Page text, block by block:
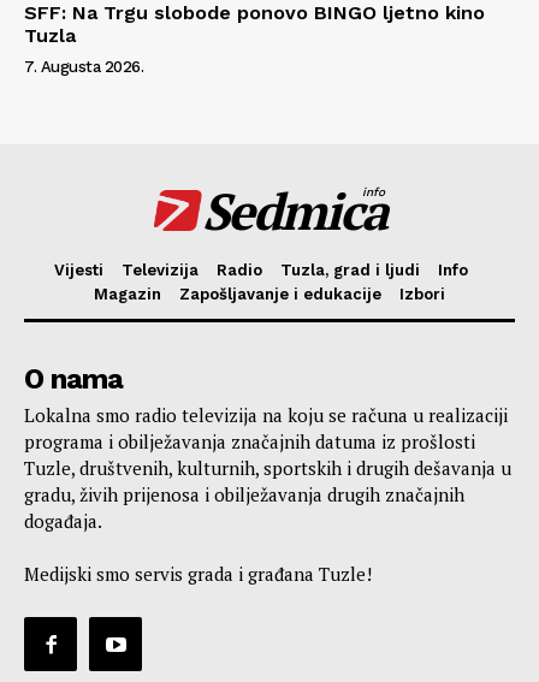
SFF: Na Trgu slobode ponovo BINGO ljetno kino
Tuzla
7. Augusta 2026.
Sedmica
info
Vijesti Televizija Radio Tuzla, grad i ljudi
Info
Magazin
Zapošljavanje i edukacije Izbori
O nama
Lokalna smo radio televizija na koju se računa u realizaciji
programa i obilježavanja značajnih datuma iz prošlosti
Tuzle, društvenih, kulturnih, sportskih i drugih dešavanja u
gradu, živih prijenosa i obilježavanja drugih značajnih
događaja.
Medijski smo servis grada i građana Tuzle!